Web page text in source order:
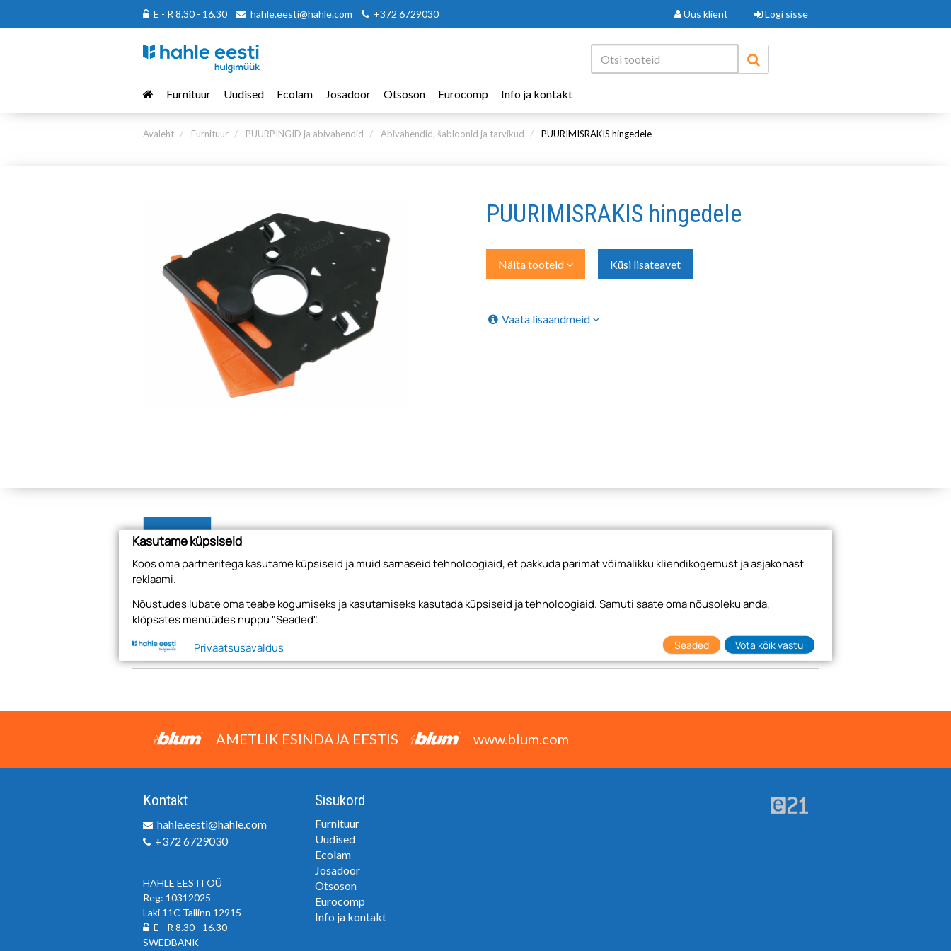
E - R 8.30 - 16.30 hahle.eesti@hahle.com +372 6729030 Uus klient Logi sisse
Furnituur Uudised Ecolam Josadoor Otsoson Eurocomp Info ja kontakt
Avaleht Furnituur PUURPINGID ja abivahendid Abivahendid, šabloonid ja tarvikud PUURIMISRAKIS hingedele
PUURIMISRAKIS hingedele
Näita tooteid Küsi lisateavet
Vaata lisaandmeid
Tooted
Tootekood Nimetus
65059A PUURIMISRAKIS HINGEDELE TK 1
AMETLIK ESINDAJA EESTIS www.blum.com
Kontakt
hahle.eesti@hahle.com
+372 6729030
HAHLE EESTI OÜ
Reg: 10312025
Laki 11C Tallinn 12915
E - R 8.30 - 16.30
SWEDBANK
Sisukord
Furnituur
Uudised
Ecolam
Josadoor
Otsoson
Eurocomp
Info ja kontakt
Kasutame küpsiseid
Koos oma partneritega kasutame küpsiseid ja muid sarnaseid tehnoloogiaid, et pakkuda parimat võimalikku kliendikogemust ja asjakohast
reklaami.
Nõustudes lubate oma teabe kogumiseks ja kasutamiseks kasutada küpsiseid ja tehnoloogiaid. Samuti saate oma nõusoleku anda,
klõpsates menüüdes nuppu "Seaded".
Privaatsusavaldus
Seaded Võta kõik vastu